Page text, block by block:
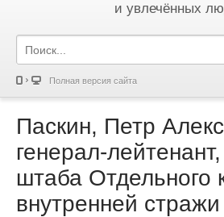
и увлечённых
Полная версия сайта
Паскин, Петр
генерал-
штаба Отдельного
внутренней стражи